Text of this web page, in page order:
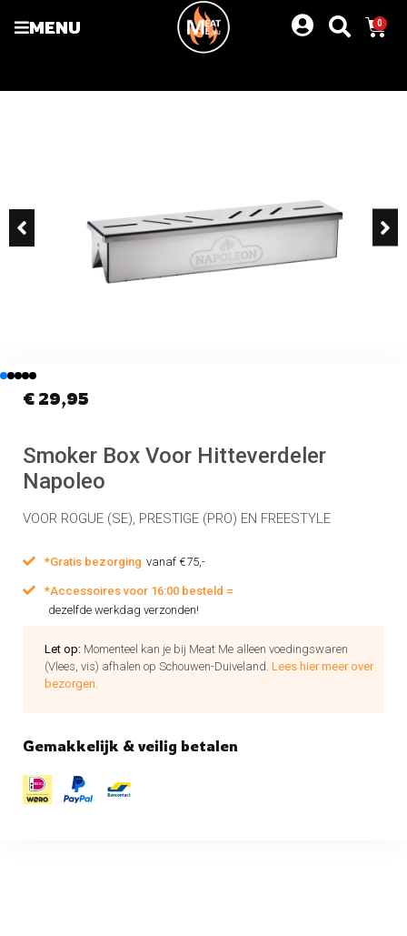
MENU 0
€ 29,95
Smoker Box Voor Hitteverdeler
Napoleo
VOOR ROGUE (SE), PRESTIGE (PRO) EN FREESTYLE
*Gratis bezorging vanaf €75,-
*Accessoires voor 16:00 besteld =
dezelfde werkdag verzonden!
Let op: Momenteel kan je bij Meat Me alleen voedingswaren
(Vlees, vis) afhalen op Schouwen-Duiveland. Lees hier meer over
bezorgen.
Gemakkelijk & veilig betalen